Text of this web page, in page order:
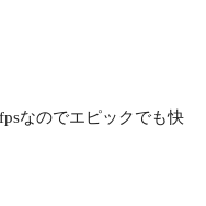
なのでエピックでも快